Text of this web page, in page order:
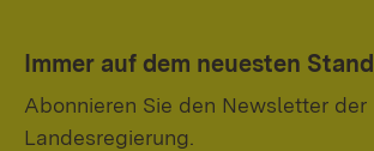
Immer auf dem neuesten Stand
Abonnieren Sie den Newsletter der
Landesregierung.